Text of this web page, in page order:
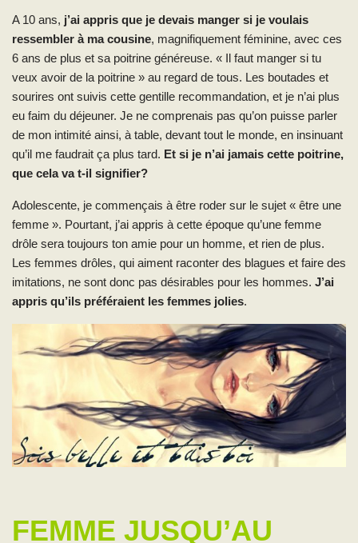
A 10 ans, j’ai appris que je devais manger si je voulais
ressembler à ma cousine, magnifiquement féminine, avec ces
6 ans de plus et sa poitrine généreuse. « Il faut manger si tu
veux avoir de la poitrine » au regard de tous. Les boutades et
sourires ont suivis cette gentille recommandation, et je n’ai plus
eu faim du déjeuner. Je ne comprenais pas qu’on puisse parler
de mon intimité ainsi, à table, devant tout le monde, en insinuant
qu’il me faudrait ça plus tard. Et si je n’ai jamais cette poitrine,
que cela va t-il signifier?
Adolescente, je commençais à être roder sur le sujet « être une
femme ». Pourtant, j’ai appris à cette époque qu’une femme
drôle sera toujours ton amie pour un homme, et rien de plus.
Les femmes drôles, qui aiment raconter des blagues et faire des
imitations, ne sont donc pas désirables pour les hommes. J’ai
appris qu’ils préféraient les femmes jolies.
FEMME JUSQU’AU